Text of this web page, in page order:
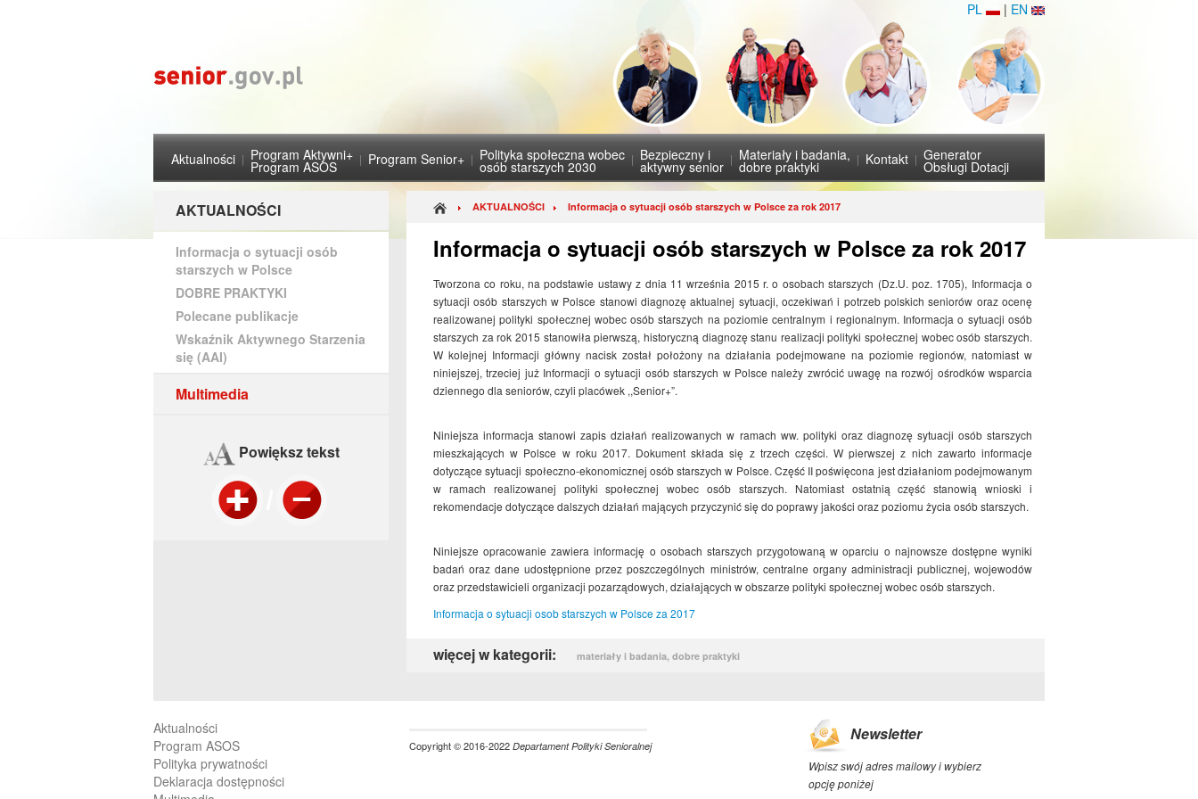
PL | EN
Aktualności Program Aktywni+
Program ASOS Program Senior+ Polityka społeczna wobec
osób starszych 2030
Bezpieczny i
aktywny senior
Materiały i badania,
dobre praktyki Kontakt Generator
Obsługi Dotacji
AKTUALNOŚCI
Informacja o sytuacji osób
starszych w Polsce
DOBRE PRAKTYKI
Polecane publikacje
Wskaźnik Aktywnego Starzenia
się (AAI)
Multimedia
Powiększ tekst
AKTUALNOŚCI Informacja o sytuacji osób starszych w Polsce za rok 2017
Informacja o sytuacji osób starszych w Polsce za rok 2017
Tworzona co roku, na podstawie ustawy z dnia 11 września 2015 r. o osobach starszych (Dz.U. poz. 1705), Informacja o
sytuacji osób starszych w Polsce stanowi diagnozę aktualnej sytuacji, oczekiwań i potrzeb polskich seniorów oraz ocenę
realizowanej polityki społecznej wobec osób starszych na poziomie centralnym i regionalnym. Informacja o sytuacji osób
starszych za rok 2015 stanowiła pierwszą, historyczną diagnozę stanu realizacji polityki społecznej wobec osób starszych.
W kolejnej Informacji główny nacisk został położony na działania podejmowane na poziomie regionów, natomiast w
niniejszej, trzeciej już Informacji o sytuacji osób starszych w Polsce należy zwrócić uwagę na rozwój ośrodków wsparcia
dziennego dla seniorów, czyli placówek ,,Senior+”.
Niniejsza informacja stanowi zapis działań realizowanych w ramach ww. polityki oraz diagnozę sytuacji osób starszych
mieszkających w Polsce w roku 2017. Dokument składa się z trzech części. W pierwszej z nich zawarto informacje
dotyczące sytuacji społeczno-ekonomicznej osób starszych w Polsce. Część II poświęcona jest działaniom podejmowanym
w ramach realizowanej polityki społecznej wobec osób starszych. Natomiast ostatnią część stanowią wnioski i
rekomendacje dotyczące dalszych działań mających przyczynić się do poprawy jakości oraz poziomu życia osób starszych.
Niniejsze opracowanie zawiera informację o osobach starszych przygotowaną w oparciu o najnowsze dostępne wyniki
badań oraz dane udostępnione przez poszczególnych ministrów, centralne organy administracji publicznej, wojewodów
oraz przedstawicieli organizacji pozarządowych, działających w obszarze polityki społecznej wobec osób starszych.
Informacja o sytuacji osob starszych w Polsce za 2017
więcej w kategorii: materiały i badania, dobre praktyki
Aktualności
Program ASOS
Polityka prywatności
Deklaracja dostępności
Copyright © 2016-2022 Departament Polityki Senioralnej
Newsletter
Wpisz swój adres mailowy i wybierz
opcję poniżej